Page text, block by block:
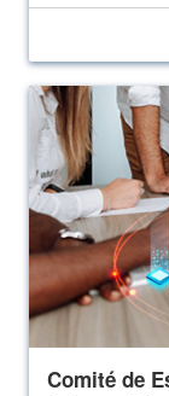
Comité de